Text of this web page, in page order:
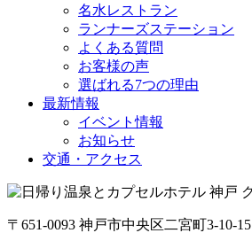
名水レストラン
ランナーズステーション
よくある質問
お客様の声
選ばれる7つの理由
最新情報
イベント情報
お知らせ
交通・アクセス
〒651-0093 神戸市中央区二宮町3-10-15